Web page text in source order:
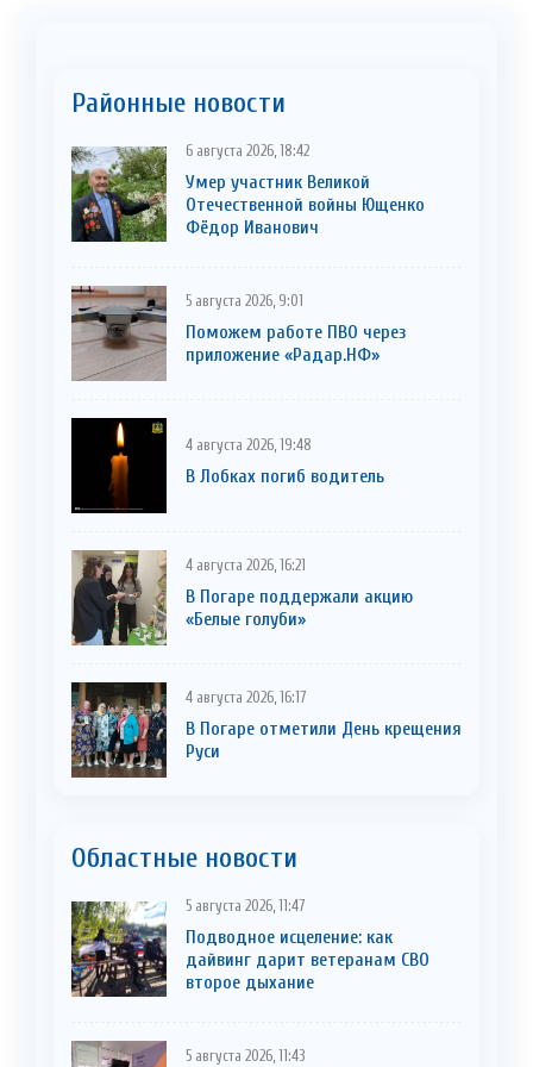
Районные новости
6 августа 2026, 18:42
Умер участник Великой
Отечественной войны Ющенко
Фёдор Иванович
5 августа 2026, 9:01
Поможем работе ПВО через
приложение «Радар.НФ»
4 августа 2026, 19:48
В Лобках погиб водитель
4 августа 2026, 16:21
В Погаре поддержали акцию
«Белые голуби»
4 августа 2026, 16:17
В Погаре отметили День крещения
Руси
Областные новости
5 августа 2026, 11:47
Подводное исцеление: как
дайвинг дарит ветеранам СВО
второе дыхание
5 августа 2026, 11:43